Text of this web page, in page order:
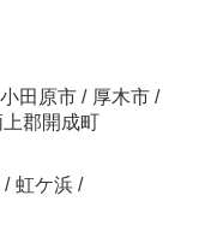
小田原市 / 厚木市 /
上郡開成町
/ 虹ケ浜 /